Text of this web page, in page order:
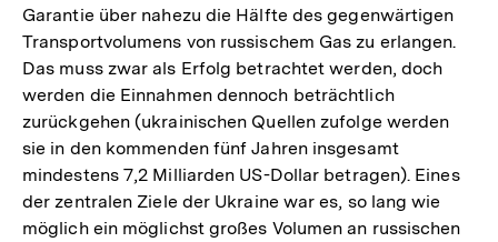
Garantie über nahezu die Hälfte des gegenwärtigen
Transportvolumens von russischem Gas zu erlangen.
Das muss zwar als Erfolg betrachtet werden, doch
werden die Einnahmen dennoch beträchtlich
zurückgehen (ukrainischen Quellen zufolge werden
sie in den kommenden fünf Jahren insgesamt
mindestens 7,2 Milliarden US-Dollar betragen). Eines
der zentralen Ziele der Ukraine war es, so lang wie
möglich ein möglichst großes Volumen an russischen